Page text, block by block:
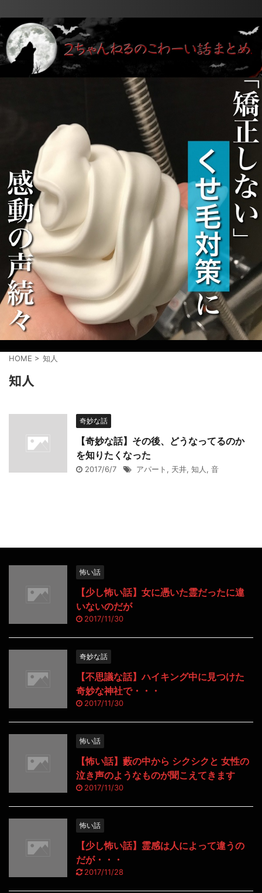
HOME > 知人
知人
奇妙な話
【奇妙な話】その後、どうなってるのか
を知りたくなった
2017/6/7 アパート , 天井, 知人 , 音
怖い話
【少し怖い話】女に憑いた霊だったに違
いないのだが
2017/11/30
奇妙な話
【不思議な話】ハイキング中に見つけた
奇妙な神社で・・・
2017/11/30
怖い話
【怖い話】藪の中から シクシクと 女性の
泣き声のようなものが聞こえてきます
2017/11/30
怖い話
【少し怖い話】霊感は人によって違うの
だが・・・
2017/11/28